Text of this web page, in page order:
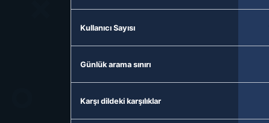
Kullanıcı Sayısı
Günlük arama sınırı
Karşı dildeki karşılıklar